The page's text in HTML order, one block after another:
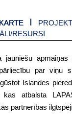
RESURSI
jauniešu
par viņu
Islandes
kas atbalsta
partnerības